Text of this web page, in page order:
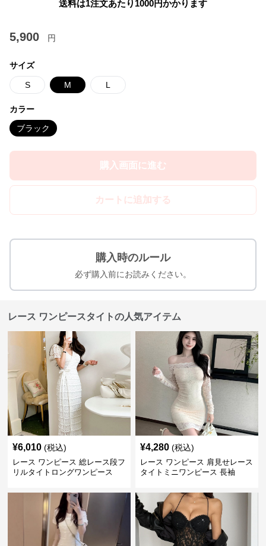
送料は1注文あたり 1000円かかります
5,900 円
サイズ
S M L
カラー
ブラック
購入画面に進む
カートに追加する
購入時のルール
必ず購入前にお読みください。
レース ワンピースタイトの人気アイテム
¥6,010 (税込)
レース ワンピース 総レース段フ
リルタイトロングワンピース
¥4,280 (税込)
レース ワンピース 肩見せレース
タイトミニワンピース 長袖